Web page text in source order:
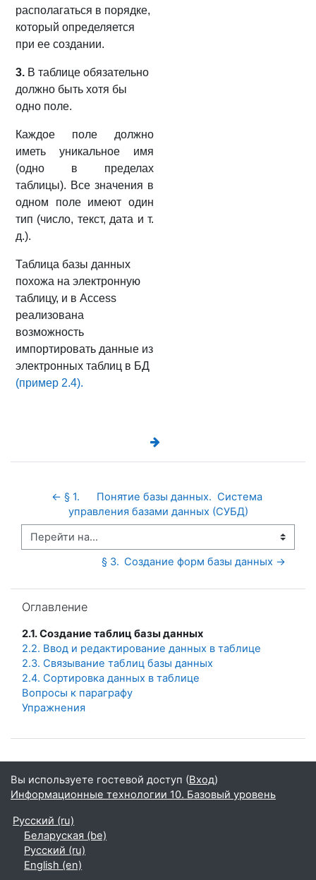
располагаться в порядке,
который определяется
при ее создании.
3. В таблице обязательно
должно быть хотя бы
одно поле.
Каждое поле должно
иметь уникальное имя
(одно в пределах
таблицы). Все значения в
одном поле имеют один
тип (число, текст, дата и т.
д.).
Таблица базы данных
похожа на электронную
таблицу, и в Access
реализована
возможность
импортировать данные из
электронных таблиц в БД
(пример 2.4).
← § 1.	Понятие базы данных.  Система
управления базами данных (СУБД)
Перейти на...
§ 3.	Создание форм базы данных →
Оглавление
2.1. Создание таблиц базы данных
2.2. Ввод и редактирование данных в таблице
2.3. Связывание таблиц базы данных
2.4. Сортировка данных в таблице
Вопросы к параграфу
Упражнения
Вы используете гостевой доступ (Вход)
Информационные технологии 10. Базовый уровень
Русский ‎(ru)‎
Беларуская ‎(be)‎
Русский ‎(ru)‎
English ‎(en)‎